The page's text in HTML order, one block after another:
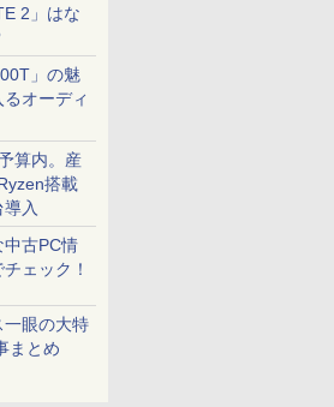
2」はな
」の魅
オーディ
算内。産
搭載
入
古PC情
ェック！
一眼の大特
まとめ